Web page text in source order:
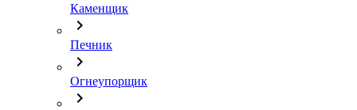
Каменщик
chevron_right
Печник
chevron_right
Огнеупорщик
chevron_right